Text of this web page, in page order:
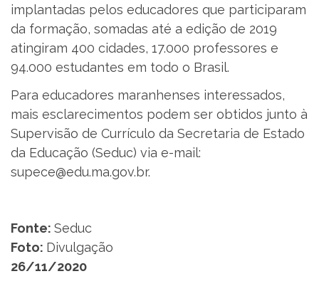
implantadas pelos educadores que participaram
da formação, somadas até a edição de 2019
atingiram 400 cidades, 17.000 professores e
94.000 estudantes em todo o Brasil.
Para educadores maranhenses interessados,
mais esclarecimentos podem ser obtidos junto à
Supervisão de Currículo da Secretaria de Estado
da Educação (Seduc) via e-mail:
supece@edu.ma.gov.br.
Fonte: Seduc
Foto: Divulgação
26/11/2020